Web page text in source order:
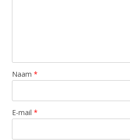
Naam *
E-mail *